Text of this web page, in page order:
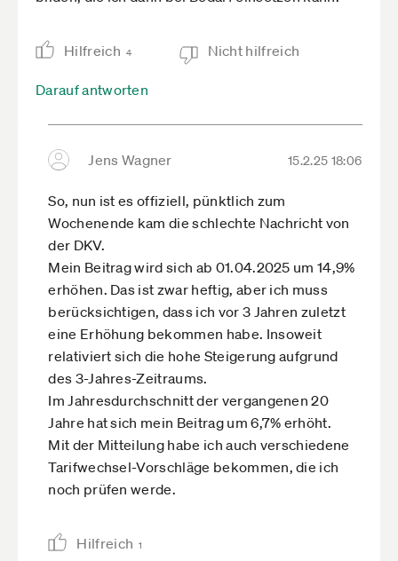
Hilfreich 4 Nicht hilfreich
Darauf antworten
Jens Wagner 15.2.25 18:06
So, nun ist es offiziell, pünktlich zum
Wochenende kam die schlechte Nachricht von
der DKV.
Mein Beitrag wird sich ab 01.04.2025 um 14,9%
erhöhen. Das ist zwar heftig, aber ich muss
berücksichtigen, dass ich vor 3 Jahren zuletzt
eine Erhöhung bekommen habe. Insoweit
relativiert sich die hohe Steigerung aufgrund
des 3-Jahres-Zeitraums.
Im Jahresdurchschnitt der vergangenen 20
Jahre hat sich mein Beitrag um 6,7% erhöht.
Mit der Mitteilung habe ich auch verschiedene
Tarifwechsel-Vorschläge bekommen, die ich
noch prüfen werde.
Hilfreich 1